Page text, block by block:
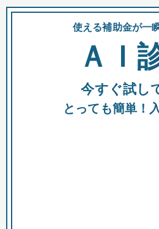
都道府県
全国の検索結果を含めて表
助成金 融資
使える補助金が一
ＡＩ
今すぐ試し
とっても簡単！